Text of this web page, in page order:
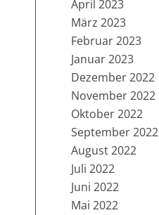
April 2023
März 2023
Februar 2023
Januar 2023
Dezember 2022
November 2022
Oktober 2022
September 2022
August 2022
Juli 2022
Juni 2022
Mai 2022